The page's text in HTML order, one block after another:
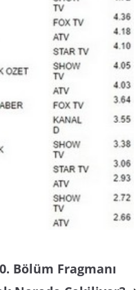
Bölüm Fragmanı